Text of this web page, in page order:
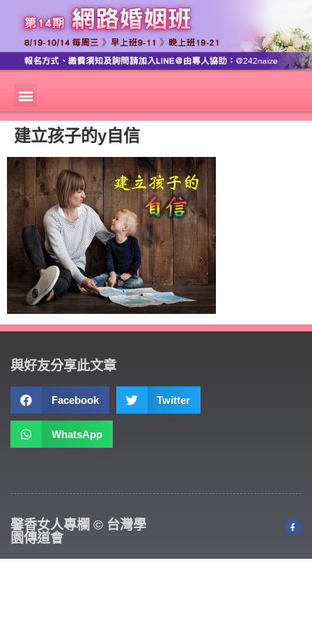
建立孩子的y自信
與好友分享此文章
Facebook Twitter
WhatsApp
馨香女人專欄 © 台灣學
園傳道會